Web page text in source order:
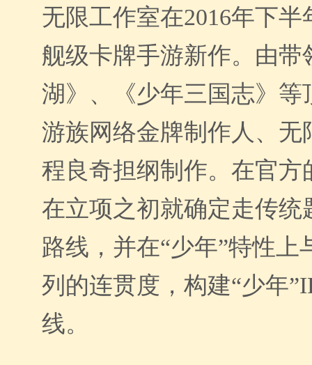
无限工作室在2016年下半
舰级卡牌手游新作。由带
湖》、《少年三国志》等
游族网络金牌制作人、无
程良奇担纲制作。在官方
在立项之初就确定走传统
路线，并在“少年”特性上
列的连贯度，构建“少年
线。